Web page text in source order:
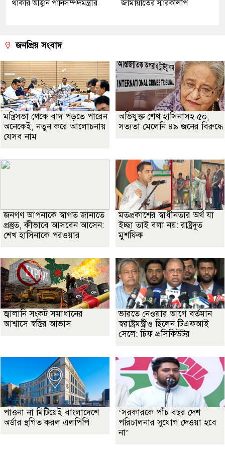
থাকার আহ্বান পানিসম্পদমন্ত্রীর জামায়াতের স্মারকলিপি
জনপ্রিয় সংবাদ
মন্ত্রিসভা থেকে বাদ পড়তে পারেন
অনেকেই, নতুন করে আলোচনায়
যেসব নাম
অভিযুক্ত শেখ হাসিনাসহ ৫০,
সত্যতা মেলেনি ৪৯ জনের বিরুদ্ধে
জনগণ আপনাকে স্বাগত জানাতে
প্রস্তুত, কীভাবে আসবেন আসেন:
শেখ হাসিনাকে পরওয়ার
মতপ্রকাশের স্বাধীনতার অর্থ যা
ইচ্ছা তাই বলা নয়: রাষ্ট্রদূত
মুশফিক
জ্বালানি সংকট সমাধানের
আশ্বাসে স্বস্তির আভাস
ভারতে নেওয়ার আগে বর্তমান
স্বরাষ্ট্রমন্ত্রীও ছিলেন টিএফআই
সেলে: চিফ প্রসিকিউটর
পাওনা না মিটিয়েই বাংলাদেশে
অর্ডার স্থগিত করল এলপিপি
‘সরকারকে পাঁচ বছর দেশ
পরিচালনার সুযোগ দেওয়া হবে
না’